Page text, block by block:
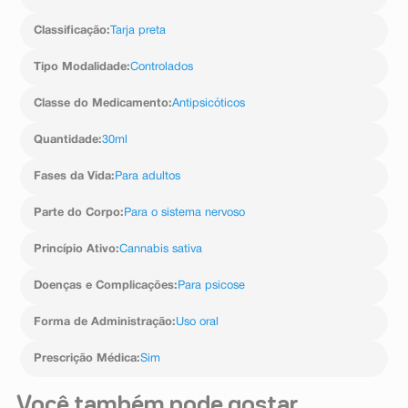
Classificação: Tarja preta
Tipo Modalidade:Controlados
Classe do Medicamento:Antipsicóticos
Quantidade:30ml
Fases da Vida: Para adultos
Parte do Corpo: Para o sistema nervoso
Princípio Ativo:Cannabis sativa
Doenças e Complicações: Para psicose
Forma de Administração:Uso oral
Prescrição Médica:Sim